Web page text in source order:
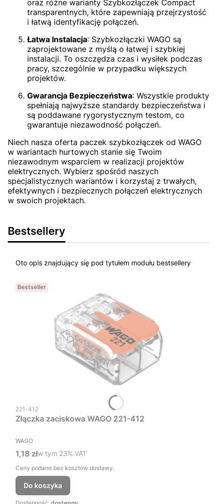
oraz różne warianty Szybkozłączek Compact
transparentnych, które zapewniają przejrzystość
i łatwą identyfikację połączeń.
Łatwa Instalacja: Szybkozłączki WAGO są
zaprojektowane z myślą o łatwej i szybkiej
instalacji. To oszczędza czas i wysiłek podczas
pracy, szczególnie w przypadku większych
projektów.
Gwarancja Bezpieczeństwa: Wszystkie produkty
spełniają najwyższe standardy bezpieczeństwa i
są poddawane rygorystycznym testom, co
gwarantuje niezawodność połączeń.
Niech nasza oferta paczek szybkozłączek od WAGO
w wariantach hurtowych stanie się Twoim
niezawodnym wsparciem w realizacji projektów
elektrycznych. Wybierz spośród naszych
specjalistycznych wariantów i korzystaj z trwałych,
efektywnych i bezpiecznych połączeń elektrycznych
w swoich projektach.
Bestsellery
Oto opis znajdujący się pod tytułem modułu bestsellery
Bestseller
Kod produktu
221-412
Złączka zaciskowa WAGO 221-412
PRODUCENT
WAGO
Cena brutto
1,18 złw tym %s VAT
w tym 23% VAT
Ceny podane bez kosztów dostawy.
Do koszyka